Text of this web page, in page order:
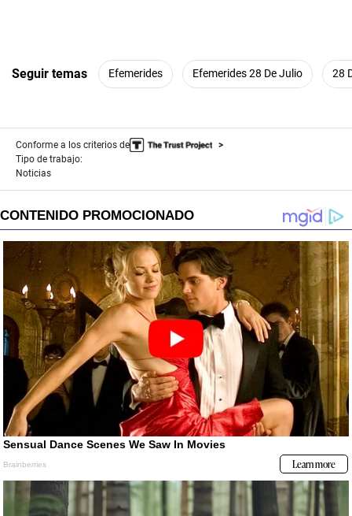
Seguir temas Efemerides Efemerides 28 De Julio 28
Conforme a los criterios de
Tipo de trabajo:
Noticias